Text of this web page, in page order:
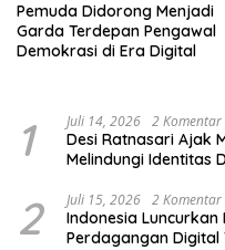
Pemuda Didorong Menjadi
Garda Terdepan Pengawal
Demokrasi di Era Digital
1 Juli 14, 2026 2 Komentar
Desi Ratnasari Ajak
Melindungi Identitas
2 Juli 15, 2026 2 Komentar
Indonesia Luncurkan
Perdagangan Digital